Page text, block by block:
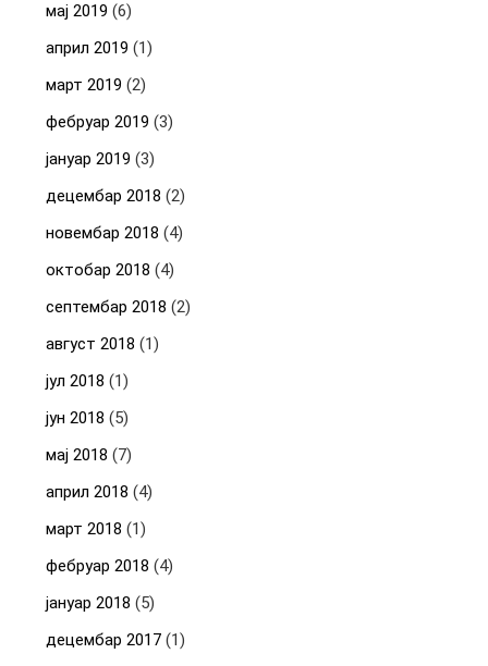
мај 2019 (6)
април 2019 (1)
март 2019 (2)
фебруар 2019 (3)
јануар 2019 (3)
децембар 2018 (2)
новембар 2018 (4)
октобар 2018 (4)
септембар 2018 (2)
август 2018 (1)
јул 2018 (1)
јун 2018 (5)
мај 2018 (7)
април 2018 (4)
март 2018 (1)
фебруар 2018 (4)
јануар 2018 (5)
децембар 2017 (1)